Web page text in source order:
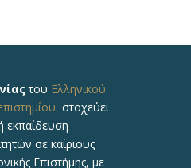
του Ελληνικού
στοχεύει
εκπαίδευση
σε καίριους
Επιστήμης, με